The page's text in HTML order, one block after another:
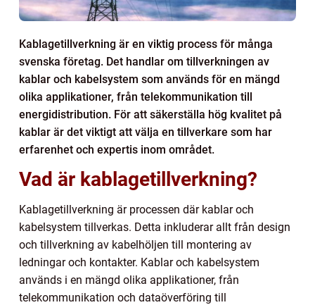
Kablagetillverkning är en viktig process för många
svenska företag. Det handlar om tillverkningen av
kablar och kabelsystem som används för en mängd
olika applikationer, från telekommunikation till
energidistribution. För att säkerställa hög kvalitet på
kablar är det viktigt att välja en tillverkare som har
erfarenhet och expertis inom området.
Vad är kablagetillverkning?
Kablagetillverkning är processen där kablar och
kabelsystem tillverkas. Detta inkluderar allt från design
och tillverkning av kabelhöljen till montering av
ledningar och kontakter. Kablar och kabelsystem
används i en mängd olika applikationer, från
telekommunikation och dataöverföring till